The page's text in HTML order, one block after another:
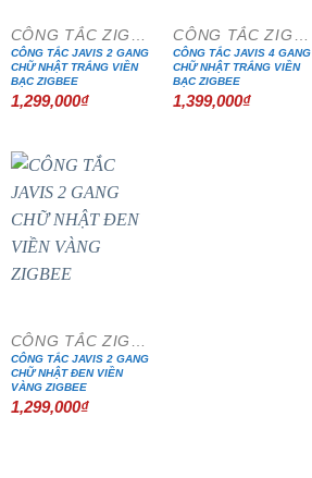
CÔNG TẮC JAVIS 2 GANG
CHỮ NHẬT TRẮNG VIỀN
BẠC ZIGBEE
1,299,000₫
CÔNG TẮC JAVIS 4 GANG
CHỮ NHẬT TRẮNG VIỀN
BẠC ZIGBEE
1,399,000₫
CÔNG TẮC JAVIS 2 GANG
CHỮ NHẬT ĐEN VIỀN
VÀNG ZIGBEE
1,299,000₫